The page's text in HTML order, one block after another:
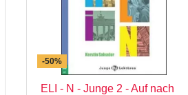
-50%
ELI - N - Junge 2 - Auf nach